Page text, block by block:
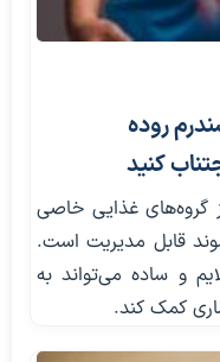
روده
گروه‌های غذایی خاصی
قابل مدیریت است.
و ساده می‌تواند به
کمک کند.